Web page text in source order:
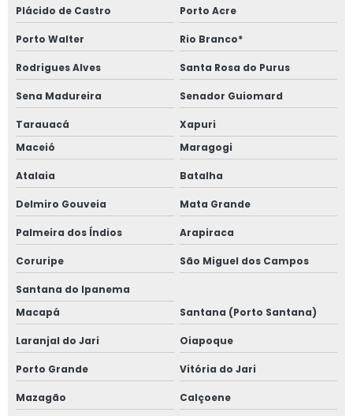
Plácido de Castro Porto Acre
Porto Walter Rio Branco*
Rodrigues Alves Santa Rosa do Purus
Sena Madureira Senador Guiomard
Tarauacá
Xapuri
Maceió
Maragogi
Atalaia Batalha
Delmiro Gouveia Mata Grande
Palmeira dos Índios Arapiraca
Coruripe São Miguel dos Campos
Santana do Ipanema
Macapá
Santana (Porto Santana)
Laranjal do Jari Oiapoque
Porto Grande Vitória do Jari
Mazagão Calçoene